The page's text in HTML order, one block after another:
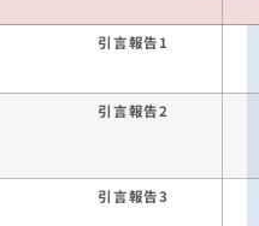
引言報告1
引言報告2
引言報告3